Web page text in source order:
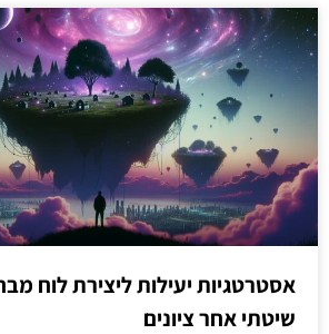
אסטרטגיות יעילות ליצירת לוח
שיטתי אחר ציונים